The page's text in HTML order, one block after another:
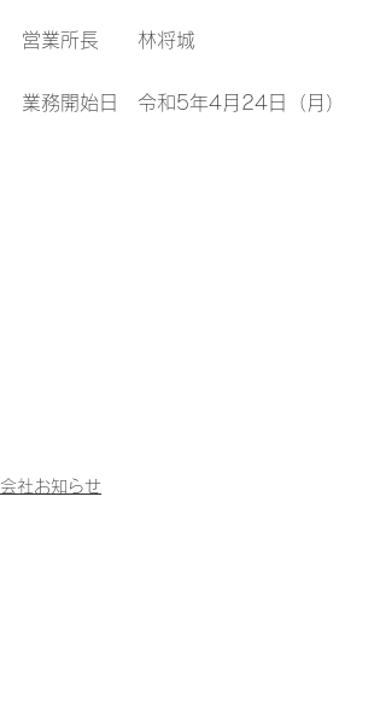
営業所長　　林将城
業務開始日　令和5年4月24日（月）
会社お知らせ